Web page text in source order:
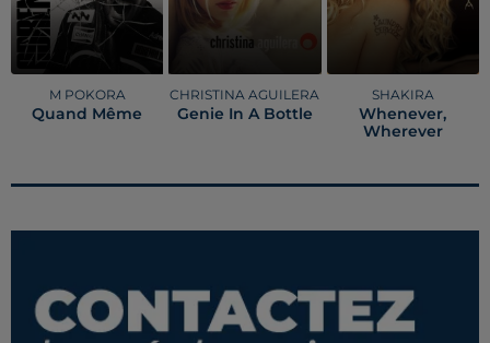
M POKORA
Quand Même
CHRISTINA AGUILERA
Genie In A Bottle
SHAKIRA
Whenever,
Wherever